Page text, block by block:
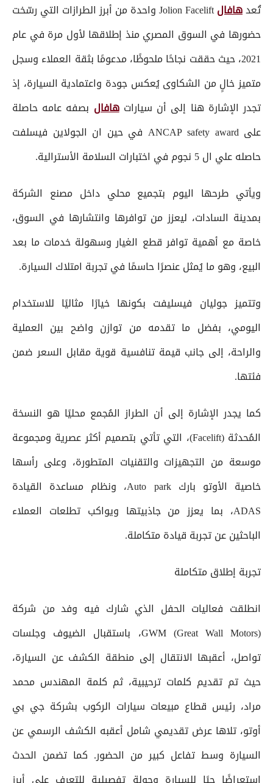
تُعدهافال
Jolion Facelift واحدة من أبرز الطرازات التي رسّخت
حضورها في السوق المصري منذ إطلاقها لأول مرة في عام
2021، حيث حققت نجاحًا ملحوظًا، مدعومًا بثقة العملاء وسجل
متميز خالٍ من الشكاوى يُعكس جودة واعتمادية السيارة، إذ
تجدر الإشارة هنا إلى أن سياراتهافال بصفه عامه حاصلة
على ANCAP safety award في حين ان الجولاين فيسلفت
حاصله علي ال 5 نجوم في اختبارات السلامة الأسترالية.
ويأتي طرحها اليوم بتجميع محلي داخل مصنع الشركة
بمدينة السادات، ليعزز من توافرها وانتشارها في السوق،
خاصة مع أهمية توافر قطع الغيار وسهولة خدمات ما بعد
البيع، وهو ما يُمثل عنصرًا حاسمًا في تجربة امتلاك السيارة.
وتتميز جوليان فيسليفت بكونها خيارًا مثاليًا للاستخدام
اليومي، بفضل ما تقدمه من توازن واضح بين العملية
والراحة، إلى جانب قيمة تنافسية قوية مقابل السعر ضمن
فئتها.
كما يجدر الإشارة إلى أن الطراز المُجمع محليًا هو النسخة
المُحدثة (Facelift)، التي تأتي بتصميم أكثر عصرية ومجموعة
موسعة من التجهيزات والتقنيات المتطورة، وعلى رأسها
خاصية الأوتو بارك Auto park، ونظام مساعدة القيادة
ADAS، بما يعزز من جاذبيتها ويواكب تطلعات العملاء
الباحثين عن تجربة قيادة متكاملة.
تجربة إطلاق متكاملة
انطلقت فعاليات الحفل الذي شارك فيه وفد من شركة
GWM (Great Wall Motors)، باستقبال الضيوف وجلسات
تواصل، أعقبها الانتقال إلى منطقة الكشف عن السيارة،
حيث تم تقديم كلمات ترحيبية، ثم كلمة المهندس محمد
مراد، رئيس قطاع مبيعات سيارات الركوب بشركة جي بي
أوتو، تلاها عرض تقديمي شامل أعقبه الكشف الرسمي عن
السيارة وسط تفاعل كبير من الحضور. كما تضمن الحدث